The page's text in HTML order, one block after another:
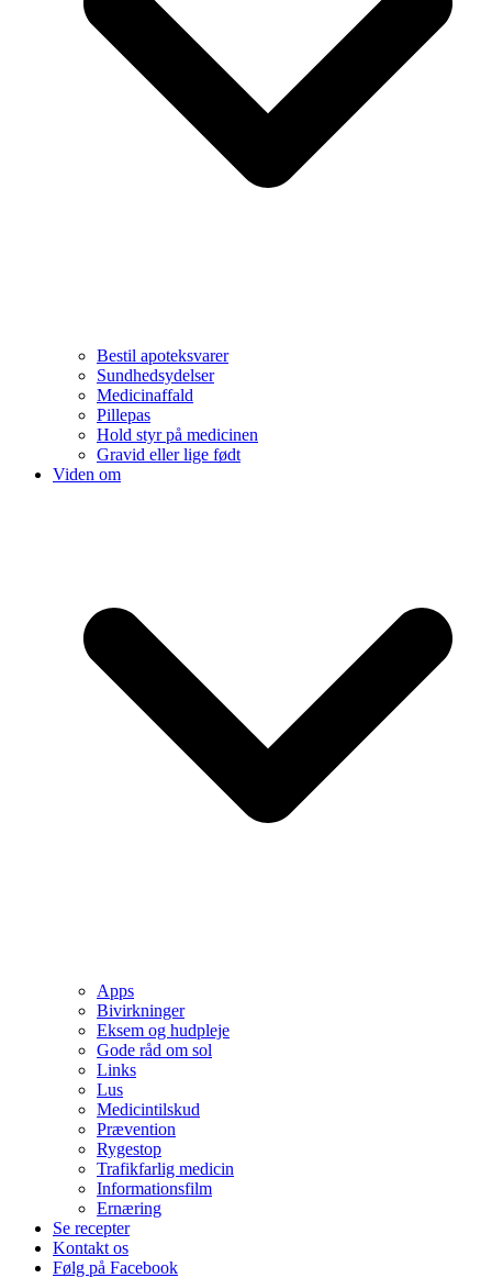
Bestil apoteksvarer
Sundhedsydelser
Medicinaffald
Pillepas
Hold styr på medicinen
Gravid eller lige født
Viden om
Apps
Bivirkninger
Eksem og hudpleje
Gode råd om sol
Links
Lus
Medicintilskud
Prævention
Rygestop
Trafikfarlig medicin
Informationsfilm
Ernæring
Se recepter
Kontakt os
Følg på Facebook